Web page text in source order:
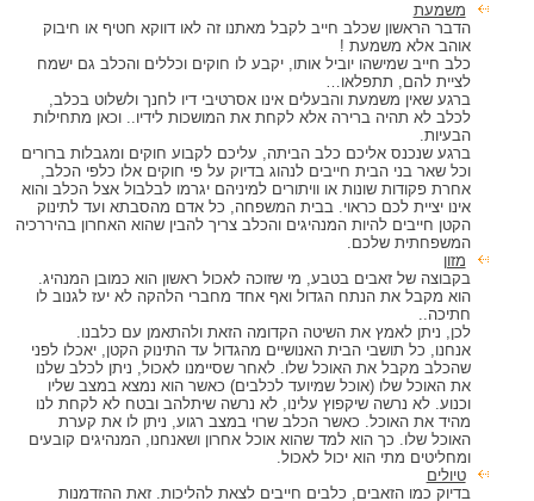
משמעת
הדבר הראשון שכלב חייב לקבל מאתנו זה לאו דווקא חטיף או חיבוק
אוהב אלא משמעת !
כלב חייב שמישהו יוביל אותו, יקבע לו חוקים וכללים והכלב גם ישמח
לציית להם, תתפלאו…
ברגע שאין משמעת והבעלים אינו אסרטיבי דיו לחנך ולשלוט בכלב,
לכלב לא תהיה ברירה אלא לקחת את המושכות לידיו.. וכאן מתחילות
הבעיות.
ברגע שנכנס אליכם כלב הביתה, עליכם לקבוע חוקים ומגבלות ברורים
וכל שאר בני הבית חייבים לנהוג בדיוק על פי חוקים אלו כלפי הכלב,
אחרת פקודות שונות או וויתורים למיניהם יגרמו לבלבול אצל הכלב והוא
אינו יציית לכם כראוי. בבית המשפחה, כל אדם מהסבתא ועד לתינוק
הקטן חייבים להיות המנהיגים והכלב צריך להבין שהוא האחרון בהיררכיה
המשפחתית שלכם.
מזון
בקבוצה של זאבים בטבע, מי שזוכה לאכול ראשון הוא כמובן המנהיג.
הוא מקבל את הנתח הגדול ואף אחד מחברי הלהקה לא יעז לגנוב לו
חתיכה..
לכן, ניתן לאמץ את השיטה הקדומה הזאת ולהתאמן עם כלבנו.
אנחנו, כל תושבי הבית האנושיים מהגדול עד התינוק הקטן, יאכלו לפני
שהכלב מקבל את האוכל שלו. לאחר שסיימנו לאכול, ניתן לכלב שלנו
את האוכל שלו (אוכל שמיועד לכלבים) כאשר הוא נמצא במצב שליו
וכנוע. לא נרשה שיקפוץ עלינו, לא נרשה שיתלהב ובטח לא לקחת לנו
מהיד את האוכל. כאשר הכלב שרוי במצב רגוע, ניתן לו את קערת
האוכל שלו. כך הוא למד שהוא אוכל אחרון ושאנחנו, המנהיגים קובעים
ומחליטים מתי הוא יכול לאכול.
טיולים
בדיוק כמו הזאבים, כלבים חייבים לצאת להליכות. זאת ההזדמנות